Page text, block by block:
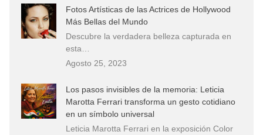
Fotos Artísticas de las Actrices de Hollywood
Más Bellas del Mundo
Descubre la verdadera belleza capturada en
esta…
Agosto 25, 2023
Los pasos invisibles de la memoria: Leticia
Marotta Ferrari transforma un gesto cotidiano
en un símbolo universal
Leticia Marotta Ferrari en la exposición Color